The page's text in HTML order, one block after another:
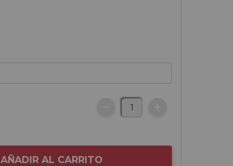
AÑADIR AL CARRITO